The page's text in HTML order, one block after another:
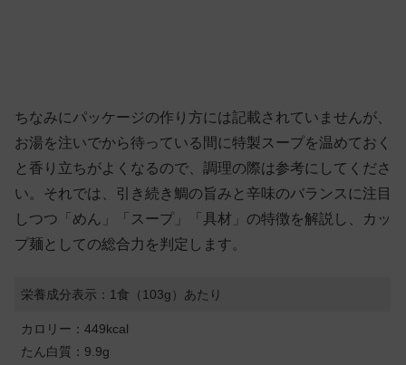
ちなみにパッケージの作り方には記載されていませんが、
お湯を注いでから待っている間に特製スープを温めておく
と香り立ちがよくなるので、調理の際は参考にしてくださ
い。それでは、引き続き鯛の旨みと辛味のバランスに注目
しつつ「めん」「スープ」「具材」の特徴を解説し、カッ
プ麺としての総合力を判定します。
栄養成分表示：1食（103g）あたり
カロリー：449kcal
たん白質：9.9g